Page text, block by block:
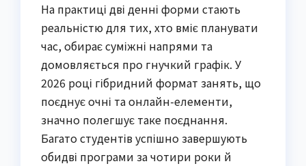
На практиці дві денні форми стають
реальністю для тих, хто вміє планувати
час, обирає суміжні напрями та
домовляється про гнучкий графік. У
2026 році гібридний формат занять, що
поєднує очні та онлайн-елементи,
значно полегшує таке поєднання.
Багато студентів успішно завершують
обидві програми за чотири роки й